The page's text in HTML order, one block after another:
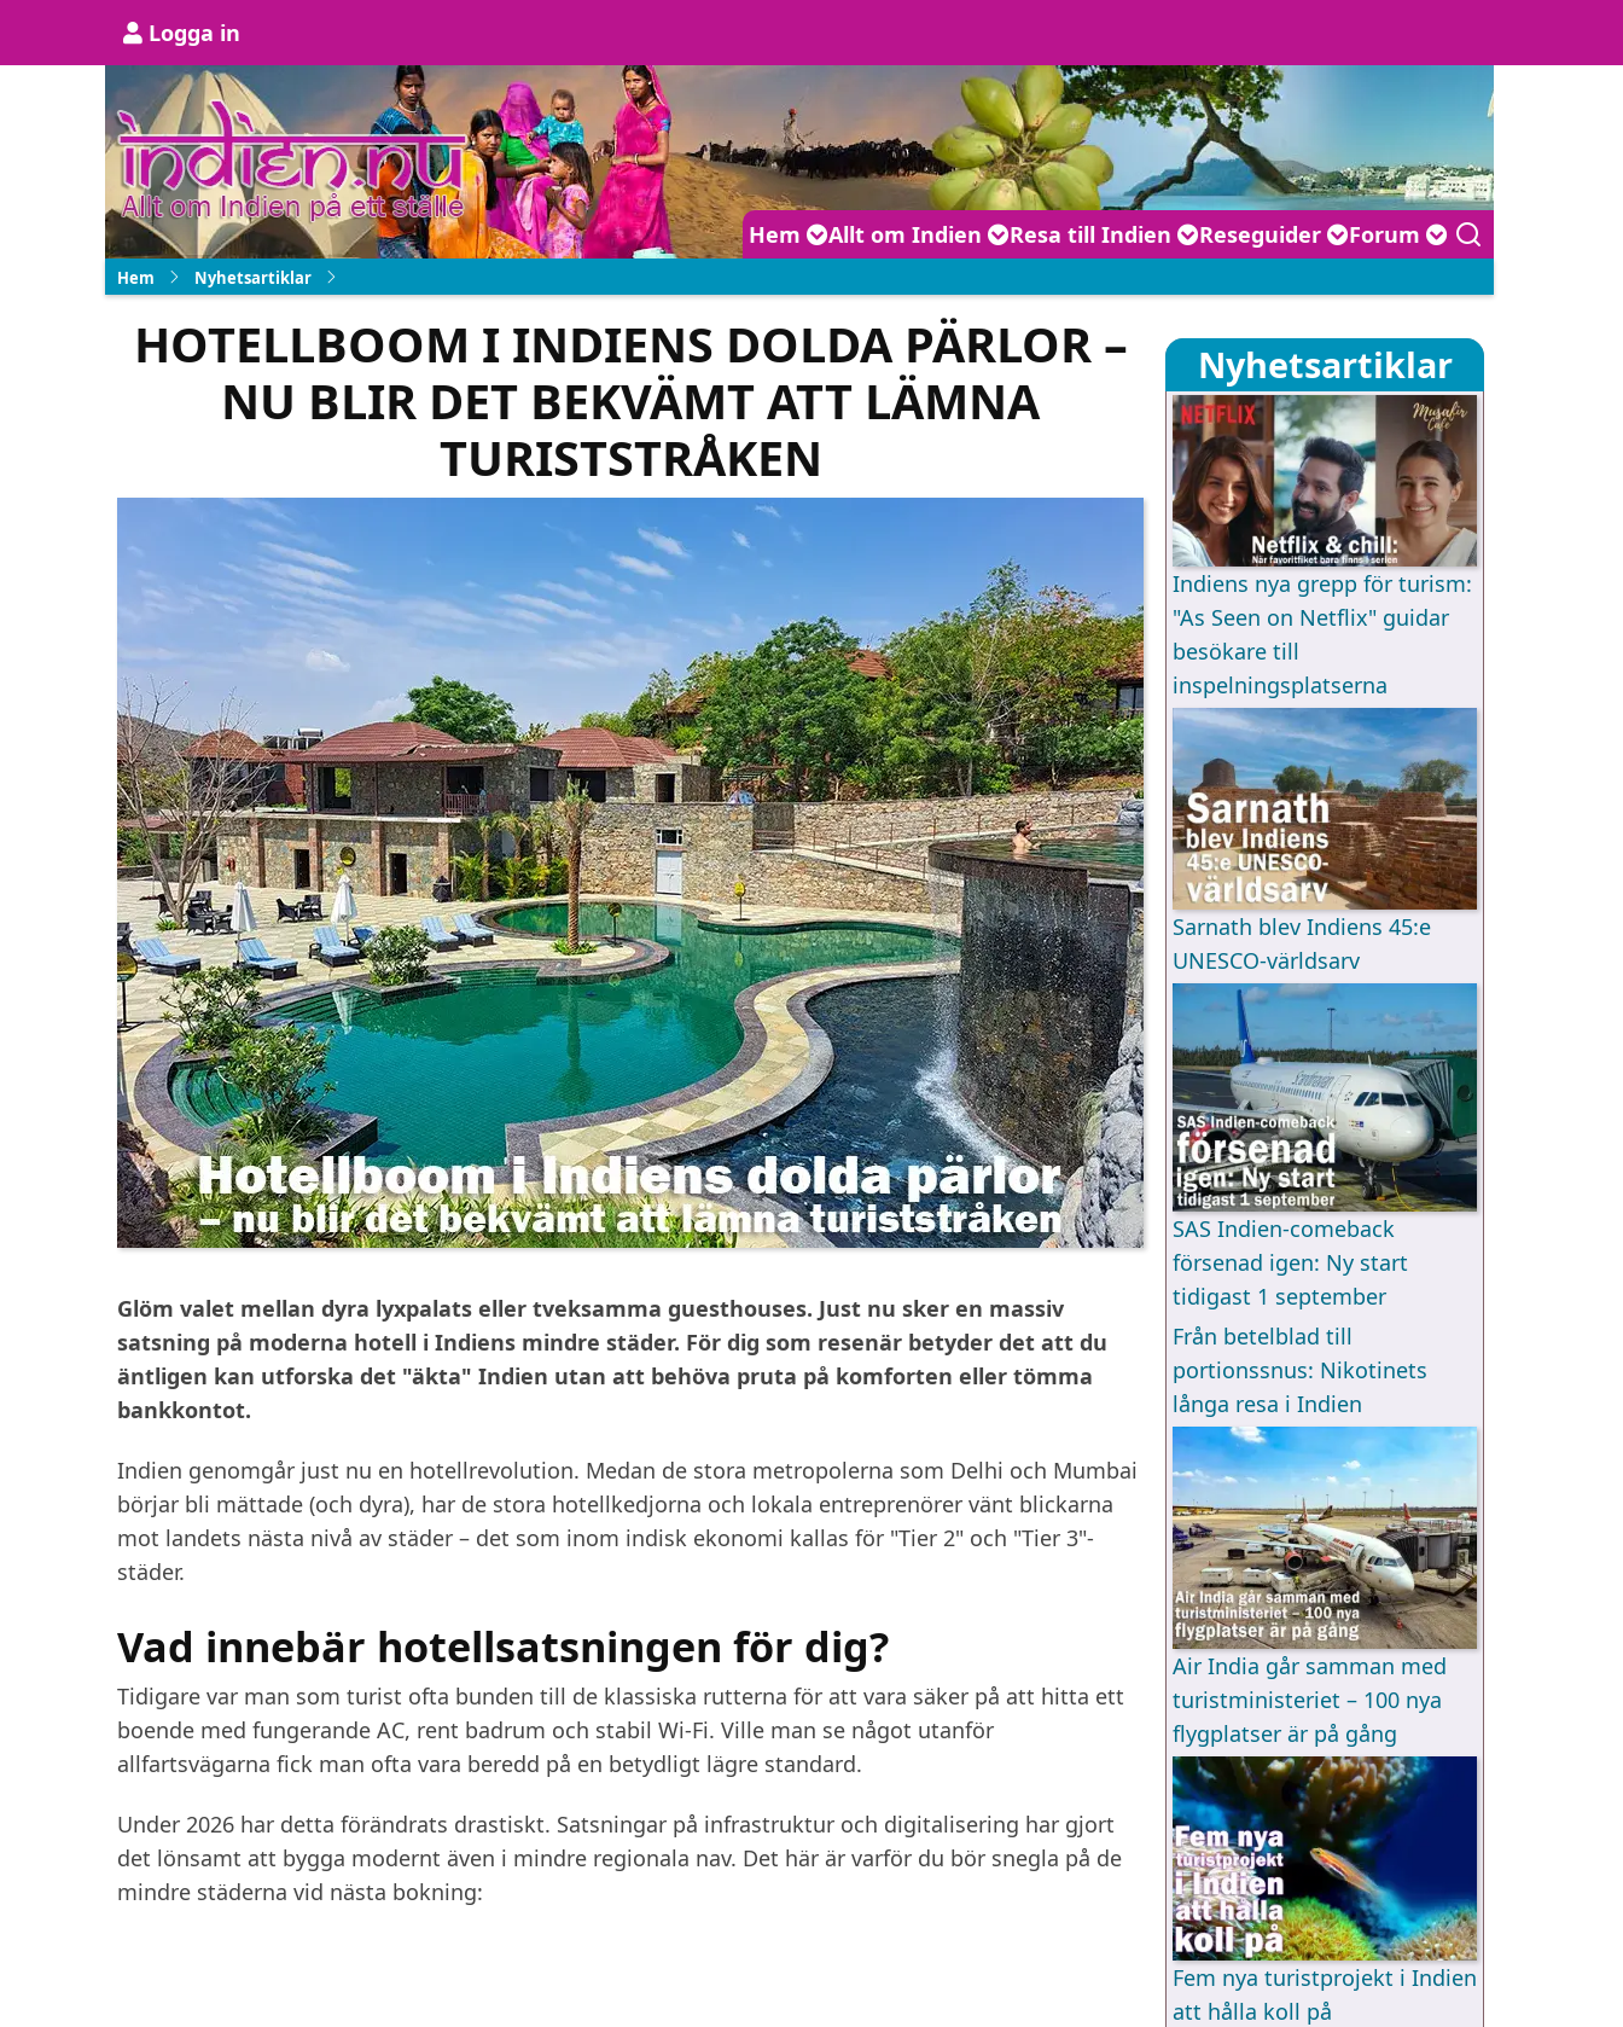
huvudinnehåll
User
account
menu
Logga in
Huvudmeny
Hem Allt om Indien Resa till Indien Reseguider Forum
Hem Nyhetsartiklar
HOTELLBOOM I INDIENS DOLDA PÄRLOR –
NU BLIR DET BEKVÄMT ATT LÄMNA
TURISTSTRÅKEN
Glöm valet mellan dyra lyxpalats eller tveksamma guesthouses. Just nu sker en massiv
satsning på moderna hotell i Indiens mindre städer. För dig som resenär betyder det att du
äntligen kan utforska det "äkta" Indien utan att behöva pruta på komforten eller tömma
bankkontot.
Indien genomgår just nu en hotellrevolution. Medan de stora metropolerna som Delhi och Mumbai
börjar bli mättade (och dyra), har de stora hotellkedjorna och lokala entreprenörer vänt blickarna
mot landets nästa nivå av städer – det som inom indisk ekonomi kallas för "Tier 2" och "Tier 3"-
städer.
Vad innebär hotellsatsningen för dig?
Tidigare var man som turist ofta bunden till de klassiska rutterna för att vara säker på att hitta ett
boende med fungerande AC, rent badrum och stabil Wi-Fi. Ville man se något utanför
allfartsvägarna fick man ofta vara beredd på en betydligt lägre standard.
Under 2026 har detta förändrats drastiskt. Satsningar på infrastruktur och digitalisering har gjort
det lönsamt att bygga modernt även i mindre regionala nav. Det här är varför du bör snegla på de
mindre städerna vid nästa bokning:
Nyhetsartiklar
Indiens nya grepp för turism:
"As Seen on Netflix" guidar
besökare till
inspelningsplatserna
Sarnath blev Indiens 45:e
UNESCO-världsarv
SAS Indien-comeback
försenad igen: Ny start
tidigast 1 september
Från betelblad till
portionssnus: Nikotinets
långa resa i Indien
Air India går samman med
turistministeriet – 100 nya
flygplatser är på gång
Fem nya turistprojekt i Indien
att hålla koll på